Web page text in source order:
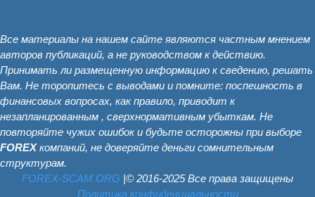
Все материалы на нашем сайте являются частным мнением
авторов публикаций, а не руководством к действию.
Принимать ли размещенную информацию к сведению, решать
Вам. Не торопитесь с выводами и помните: поспешность в
финансовых вопросах, как правило, приводит к
незапланированным , сверхнормативным убыткам. Не
повторяйте чужих ошибок и будьте осторожны при выборе
FOREXкомпаний, не доверяйте деньги сомнительным
структурам.
FOREX-SCAM.ОRG |© 2016-2025 Все права защищены
Политика конфиденциальности